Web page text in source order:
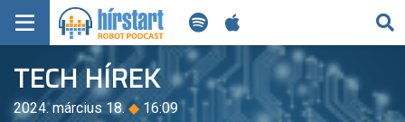
KERESÉS
KEZDŐLAP
FRISS HÍREK
TECH HÍREK
2024. március 18. ◆ 16:09